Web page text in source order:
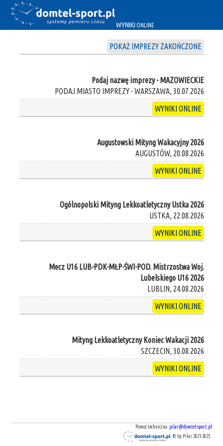
WYNIKI ONLINE
POKAŻ IMPREZY ZAKOŃCZONE
Podaj nazwę imprezy - MAZOWIECKIE
PODAJ MIASTO IMPREZY - WARSZAWA, 30.07.2026
WYNIKI ONLINE
Augustowski Mityng Wakacyjny 2026
AUGUSTÓW, 20.08.2026
WYNIKI ONLINE
Ogólnopolski Mityng Lekkoatletyczny Ustka 2026
USTKA, 22.08.2026
WYNIKI ONLINE
Mecz U16 LUB-PDK-MŁP-ŚWI-POD. Mistrzostwa Woj.
Lubelskiego U16 2026
LUBLIN, 24.08.2026
WYNIKI ONLINE
Mityng Lekkoatletyczny Koniec Wakacji 2026
SZCZECIN, 30.08.2026
WYNIKI ONLINE
Pomoc techniczna: pilar@domtel-sport.pl
© by Pilar 2021-2025